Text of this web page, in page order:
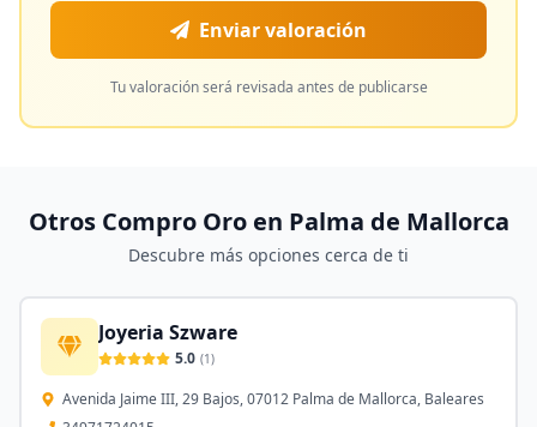
Enviar valoración
Tu valoración será revisada antes de publicarse
Otros Compro Oro en Palma de Mallorca
Descubre más opciones cerca de ti
Joyeria Szware
5.0 (1)
Avenida Jaime III, 29 Bajos, 07012 Palma de Mallorca, Baleares